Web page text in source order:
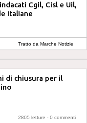
Cgil, Cisl e Uil,
italiane
Tratto da Marche Notizie
di chiusura per il
2805 letture - 0 commenti